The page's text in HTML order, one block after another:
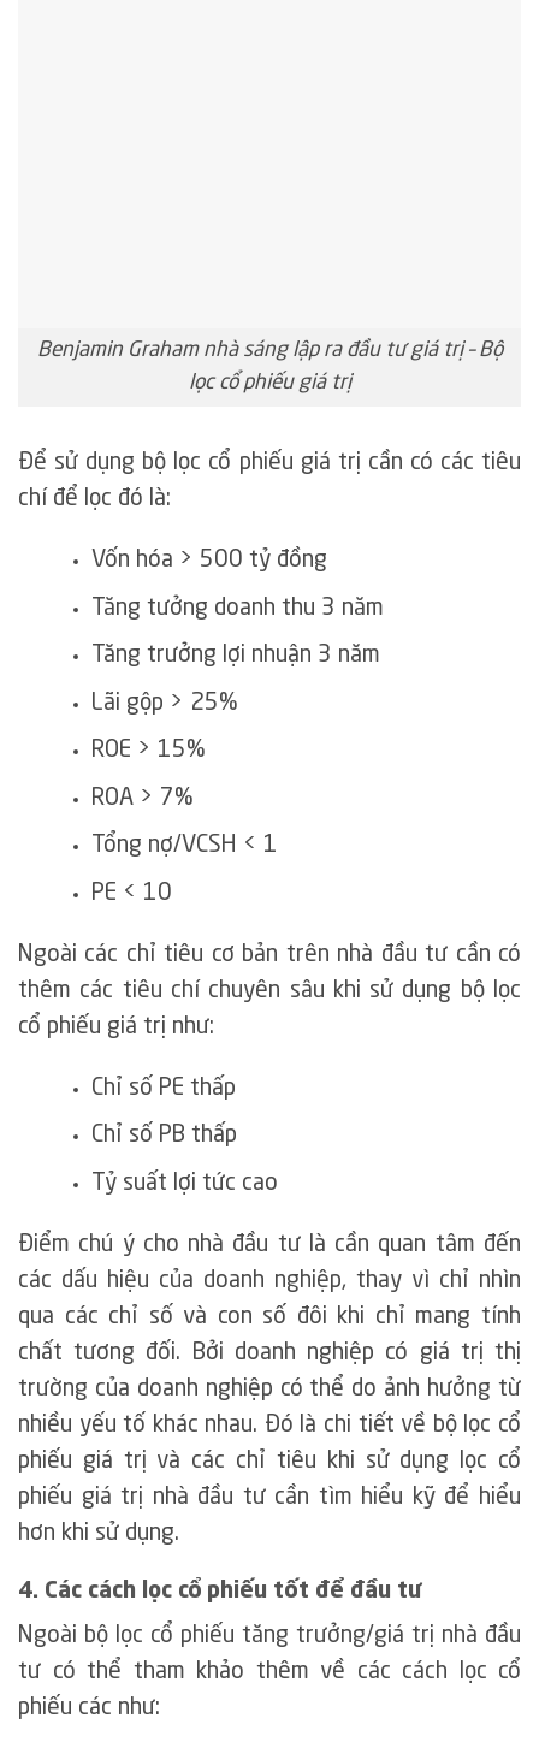
Benjamin Graham nhà sáng lập ra đầu tư giá trị – Bộ
lọc cổ phiếu giá trị
Để sử dụng bộ lọc cổ phiếu giá trị cần có các tiêu
chí để lọc đó là:
Vốn hóa > 500 tỷ đồng
Tăng tưởng doanh thu 3 năm
Tăng trưởng lợi nhuận 3 năm
Lãi gộp > 25%
ROE > 15%
ROA > 7%
Tổng nợ/VCSH < 1
PE < 10
Ngoài các chỉ tiêu cơ bản trên nhà đầu tư cần có
thêm các tiêu chí chuyên sâu khi sử dụng bộ lọc
cổ phiếu giá trị như:
Chỉ số PE thấp
Chỉ số PB thấp
Tỷ suất lợi tức cao
Điểm chú ý cho nhà đầu tư là cần quan tâm đến
các dấu hiệu của doanh nghiệp, thay vì chỉ nhìn
qua các chỉ số và con số đôi khi chỉ mang tính
chất tương đối. Bởi doanh nghiệp có giá trị thị
trường của doanh nghiệp có thể do ảnh hưởng từ
nhiều yếu tố khác nhau. Đó là chi tiết về bộ lọc cổ
phiếu giá trị và các chỉ tiêu khi sử dụng lọc cổ
phiếu giá trị nhà đầu tư cần tìm hiểu kỹ để hiểu
hơn khi sử dụng.
4. Các cách lọc cổ phiếu tốt để đầu tư
Ngoài bộ lọc cổ phiếu tăng trưởng/giá trị nhà đầu
tư có thể tham khảo thêm về các cách lọc cổ
phiếu các như: